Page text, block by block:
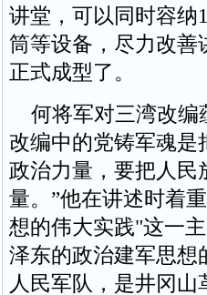
讲堂，可以同时容纳
筒等设备，尽力改善
正式成型了。
何将军对三湾改编
改编中的党铸军魂是
政治力量，要把人民
量。”他在讲述时着
想的伟大实践"这一
泽东的政治建军思想
人民军队，是井冈